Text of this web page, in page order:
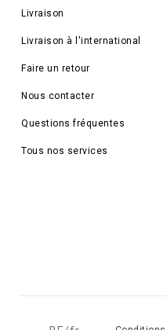
Livraison
Livraison à l'international
Faire un retour
Nous contacter
Questions fréquentes
Tous nos services